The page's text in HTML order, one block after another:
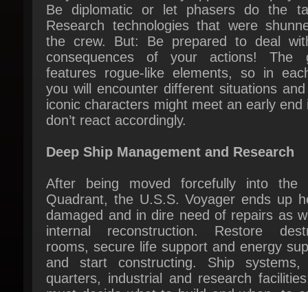
the crew. But: Be prepared to deal
consequences of your actions! The
features rogue-like elements, so in
you will encounter different situations and
iconic characters might meet an early end
don’t react accordingly.
Deep Ship Management and Research
After being moved forcefully into the
Quadrant, the U.S.S. Voyager ends up
damaged and in dire need of repairs as
internal reconstruction. Restore
rooms, secure life support and energy
and start constructing. Ship systems,
quarters, industrial and research facilities:
must decide what to build and when, to
the ship has what it needs for the
journey.